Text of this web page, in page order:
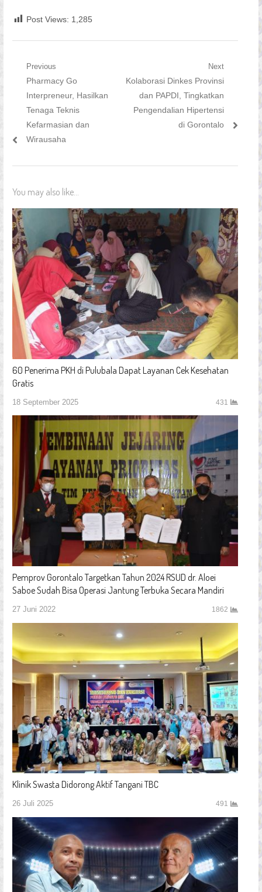
Post Views: 1,285
Navigasi
pos
Previous
Previous
post:
Pharmacy Go
Interpreneur, Hasilkan
Tenaga Teknis
Kefarmasian dan
Wirausaha
Next
Next
post:
Kolaborasi Dinkes Provinsi
dan PAPDI, Tingkatkan
Pengendalian Hipertensi
di Gorontalo
You may also like...
60 Penerima PKH di Pulubala Dapat Layanan Cek Kesehatan
Gratis
18 September 2025 431
Pemprov Gorontalo Targetkan Tahun 2024 RSUD dr. Aloei
Saboe Sudah Bisa Operasi Jantung Terbuka Secara Mandiri
27 Juni 2022 1862
Klinik Swasta Didorong Aktif Tangani TBC
26 Juli 2025 491